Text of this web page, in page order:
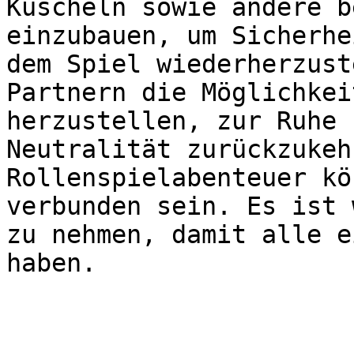
Kuscheln sowie andere
einzubauen, um
dem Spiel
Partnern die
herzustellen, zur Ruhe
Neutralität
Rollenspielabenteuer
verbunden sein. Es
zu nehmen, damit alle